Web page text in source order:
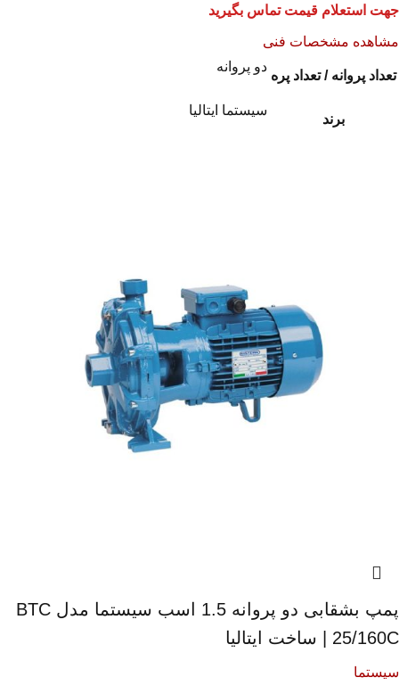
جهت استعلام قیمت تماس بگیرید
مشاهده مشخصات فنی
تعداد پروانه / تعداد پره
دو پروانه
برند
سیستما ایتالیا
پمپ بشقابی دو پروانه 1.5 اسب سیستما مدل BTC
25/160C | ساخت ایتالیا
سیستما